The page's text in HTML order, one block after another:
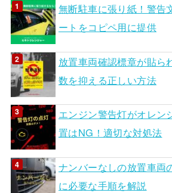
無断駐車に張り紙！警告
ートをコピペ用に提供
放置車両確認標章が貼ら
数を抑える正しい方法
エンジン警告灯がオレン
置はNG！適切な対処法
ナンバーなしの放置車両
に必要な手順を解説